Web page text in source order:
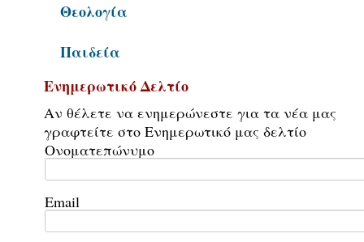
Θεολογία
Παιδεία
Ενημερωτικό Δελτίο
Αν θέλετε να ενημερώνεστε για τα νέα μας
γραφτείτε στο Ενημερωτικό μας δελτίο
Ονοματεπώνυμο
Email